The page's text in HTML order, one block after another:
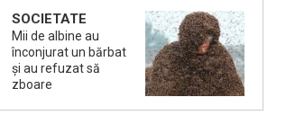
SOCIETATE
Mii de albine au
înconjurat un bărbat
și au refuzat să
zboare